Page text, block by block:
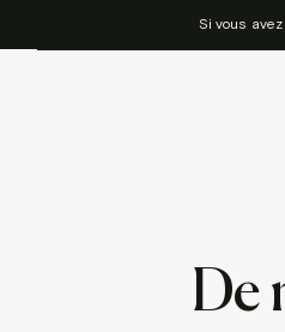
Si vous
De